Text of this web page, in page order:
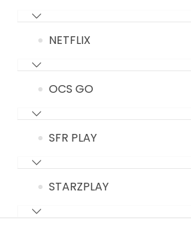
NETFLIX
OCS GO
SFR PLAY
STARZPLAY